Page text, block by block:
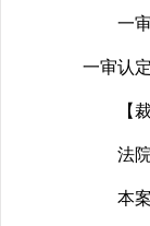
一审法
一审认
【裁
法院生
本案中